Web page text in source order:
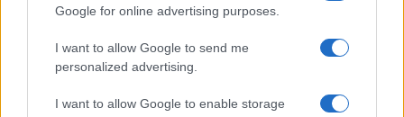
Google for online advertising purposes.
I want to allow Google to send me
personalized advertising.
I want to allow Google to enable storage